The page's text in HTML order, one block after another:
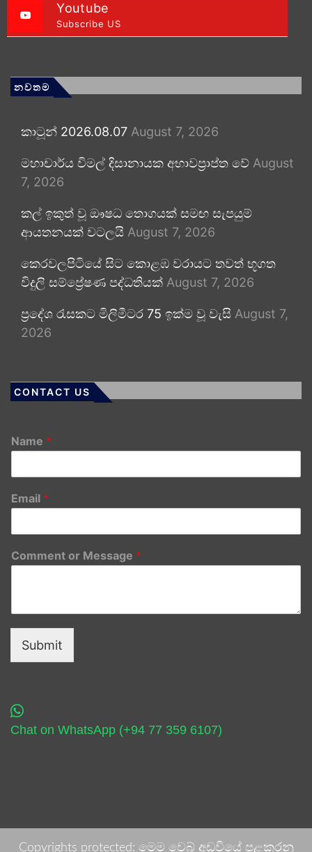
Youtube
Subscribe US
නවතම
කාටූන් 2026.08.07 August 7, 2026
මහාචාර්ය විමල් දිසානායක අභාවප්‍රාප්ත වේ August
7, 2026
කල් ඉකුත් වූ ඖෂධ තොගයක් සමඟ සැපයුම්
ආයතනයක් වටලයි August 7, 2026
කෙරවලපිටියේ සිට කොළඹ වරායට තවත් භූගත
විදුලි සම්ප්‍රේෂණ පද්ධතියක් August 7, 2026
ප්‍රදේශ රැසකට මිලිමීටර 75 ඉක්ම වූ වැසි August 7,
2026
CONTACT US
Name *
Email *
Comment or Message *
Submit
Chat on WhatsApp (+94 77 359 6107)
Copyrights protected: මෙම වෙබ් අඩවියේ පළකරනු